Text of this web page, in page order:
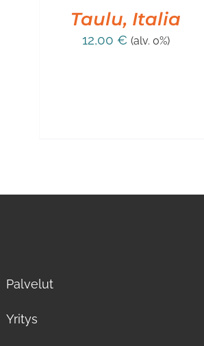
LISÄTIEDOTTaulu, Italia
12,00 € (alv. 0%)
LISÄTIEDOT
Palvelut
Yritys